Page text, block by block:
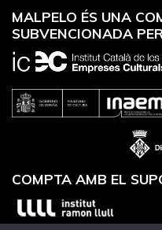
MALPELO ÉS UNA
SUBVENCIONADA PER
COMPTA AMB EL